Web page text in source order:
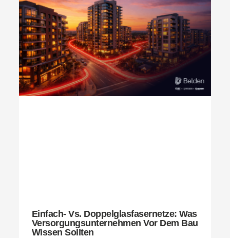
Einfach- Vs. Doppelglasfasernetze: Was
Versorgungsunternehmen Vor Dem Bau
Wissen Sollten